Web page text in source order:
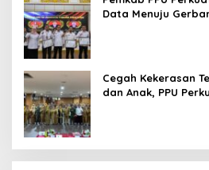
Data Menuju
Cegah Kekerasan
dan Anak, PPU